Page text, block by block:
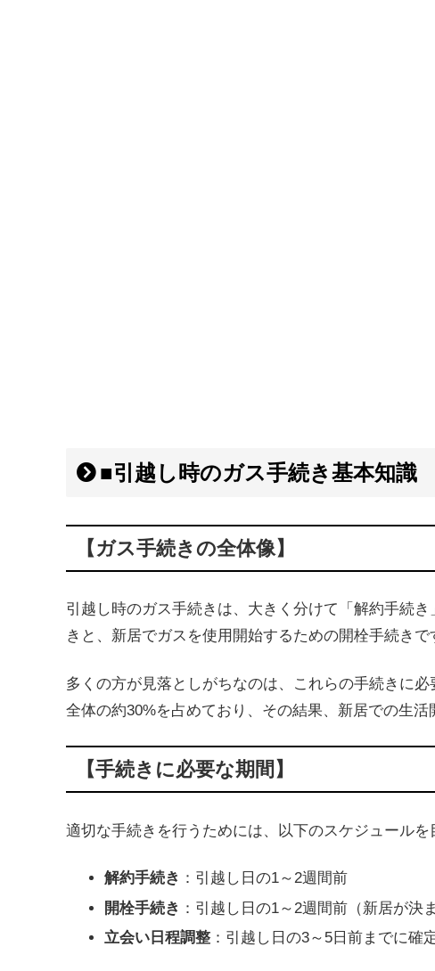
■引越し時のガス手続き基本知識
【ガス手続きの全体像】
引越し時のガス手続きは、大きく分けて「解約手続
きと、新居でガスを使用開始するための開栓手続きで
多くの方が見落としがちなのは、これらの手続きに
全体の約30%を占めており、その結果、新居での生
【手続きに必要な期間】
適切な手続きを行うためには、以下のスケジュールを
解約手続き ：引越し日の1～2週間前
開栓手続き ：引越し日の1～2週間前（新居が決
立会い日程調整 ：引越し日の3～5日前までに確